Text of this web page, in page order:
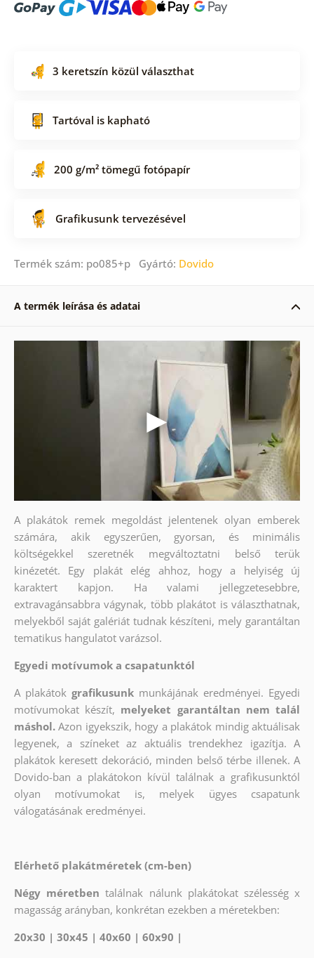
3 keretszín közül választhat
Tartóval is kapható
200 g/m² tömegű fotópapír
Grafikusunk tervezésével
Termék szám: po085+p Gyártó: Dovido
A termék leírása és adatai
A plakátok remek megoldást jelentenek olyan emberek
számára, akik egyszerűen, gyorsan, és minimális
költségekkel szeretnék megváltoztatni belső terük
kinézetét. Egy plakát elég ahhoz, hogy a helyiség új
karaktert kapjon. Ha valami jellegzetesebbre,
extravagánsabbra vágynak, több plakátot is választhatnak,
melyekből saját galériát tudnak készíteni, mely garantáltan
tematikus hangulatot varázsol.
Egyedi motívumok a csapatunktól
A plakátok grafikusunk munkájának eredményei. Egyedi
motívumokat készít, melyeket garantáltan nem talál
máshol. Azon igyekszik, hogy a plakátok mindig aktuálisak
legyenek, a színeket az aktuális trendekhez igazítja. A
plakátok keresett dekoráció, minden belső térbe illenek. A
Dovido-ban a plakátokon kívül találnak a grafikusunktól
olyan motívumokat is, melyek ügyes csapatunk
válogatásának eredményei.
Elérhető plakátméretek (cm-ben)
Négy méretben találnak nálunk plakátokat szélesség x
magasság arányban, konkrétan ezekben a méretekben:
20x30 | 30x45 | 40x60 | 60x90 |